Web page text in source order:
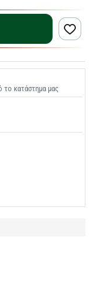
το κατάστημα μας